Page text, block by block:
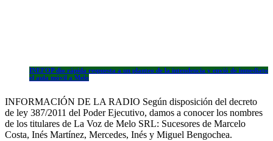
INEFOP dio rápida respuesta a un planteo de la intendencia y envió de inmediato
el aula móvil a Melo
INFORMACIÓN DE LA RADIO Según disposición del decreto
de ley 387/2011 del Poder Ejecutivo, damos a conocer los nombres
de los titulares de La Voz de Melo SRL: Sucesores de Marcelo
Costa, Inés Martínez, Mercedes, Inés y Miguel Bengochea.